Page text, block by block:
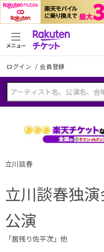
ログイン /会員登録
メニュー
立川談春
立川談春独
公演
「居残り佐平次」他